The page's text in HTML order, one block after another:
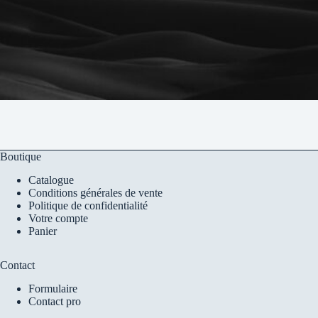
Boutique
Catalogue
Conditions générales de vente
Politique de confidentialité
Votre compte
Panier
Contact
Formulaire
Contact pro